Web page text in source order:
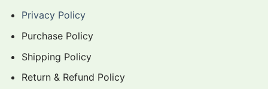
Privacy Policy
Purchase Policy
Shipping Policy
Return & Refund Policy